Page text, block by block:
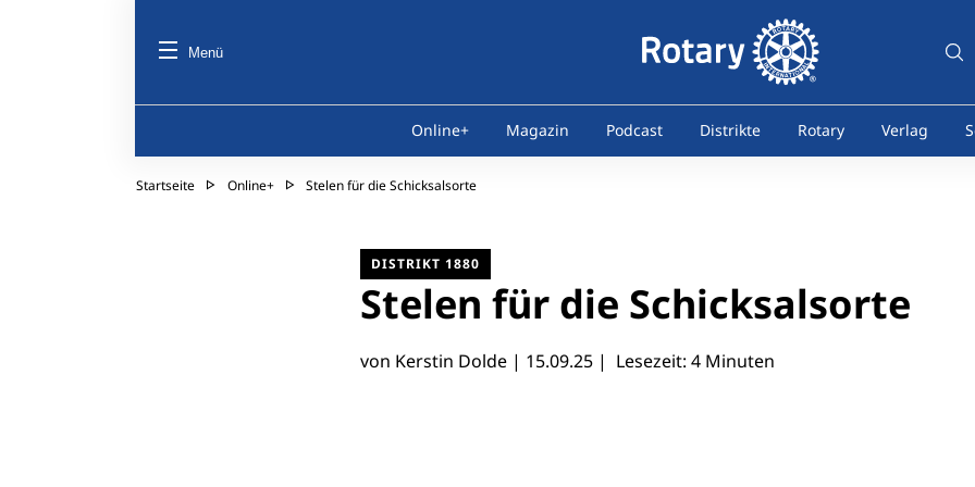
Menü
Online+ Magazin Podcast Distrikte Rotary Verlag
Startseite Online+ Stelen für die Schicksalsorte
DISTRIKT 1880
Stelen für die Schicksalsorte
von Kerstin Dolde | 15.09.25| Lesezeit: 4 Minuten